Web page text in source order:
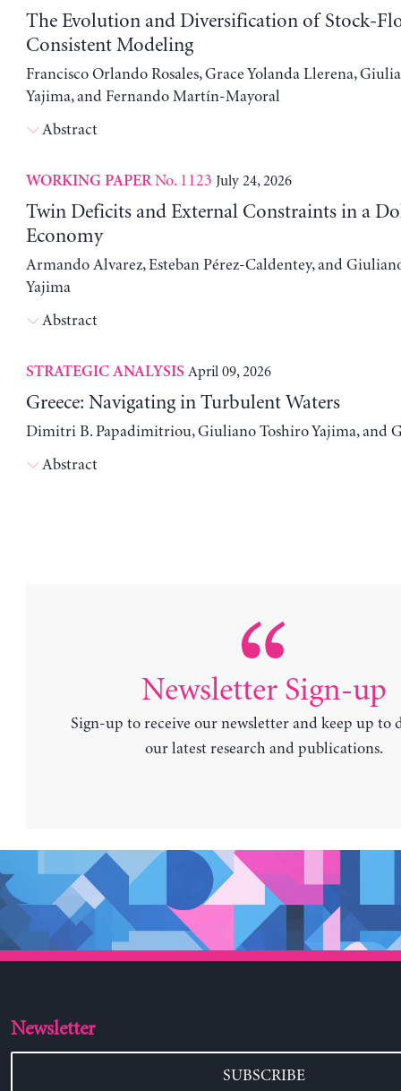
The Evolution and Diversification of Stock-
Consistent Modeling
Francisco Orlando Rosales, Grace Yolanda Llerena,
Yajima, and Fernando Martín-Mayoral
Abstract
WORKING PAPERNo. 1123 July 24, 2026
Twin Deficits and External Constraints in a
Economy
Armando Alvarez, Esteban Pérez-Caldentey, and
Yajima
Abstract
STRATEGIC ANALYSIS April 09, 2026
Greece: Navigating in Turbulent Waters
Dimitri B. Papadimitriou, Giuliano Toshiro Yajima, and
Abstract
Newsletter Sign-up
Sign-up to receive our newsletter and keep up to
our latest research and publications.
Newsletter
SUBSCRIBE